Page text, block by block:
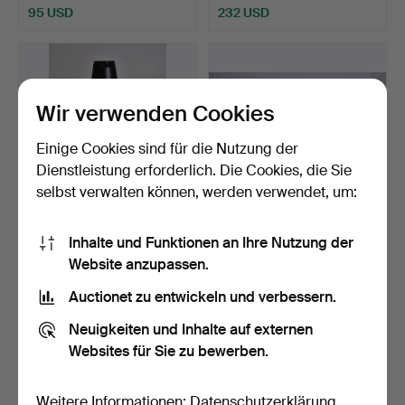
95 USD 232 USD
OBJEKTIV Mayer Görlitz
5,5/400.
1 Gebot
BILDER FÜR DIE
3 Gebote
Wir verwenden Cookies
Einige Cookies sind für die Nutzung der
Dienstleistung erforderlich. Die Cookies, die Sie
selbst verwalten können, werden verwendet, um:
Inhalte und Funktionen an Ihre Nutzung der
Website anzupassen.
Auctionet zu entwickeln und verbessern.
Neuigkeiten und Inhalte auf externen
Websites für Sie zu bewerben.